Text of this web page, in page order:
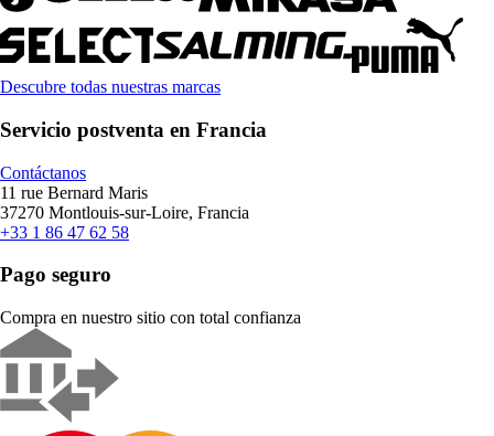
Descubre todas nuestras marcas
Servicio postventa en Francia
Contáctanos
11 rue Bernard Maris
37270 Montlouis-sur-Loire, Francia
+33 1 86 47 62 58
Pago seguro
Compra en nuestro sitio con total confianza